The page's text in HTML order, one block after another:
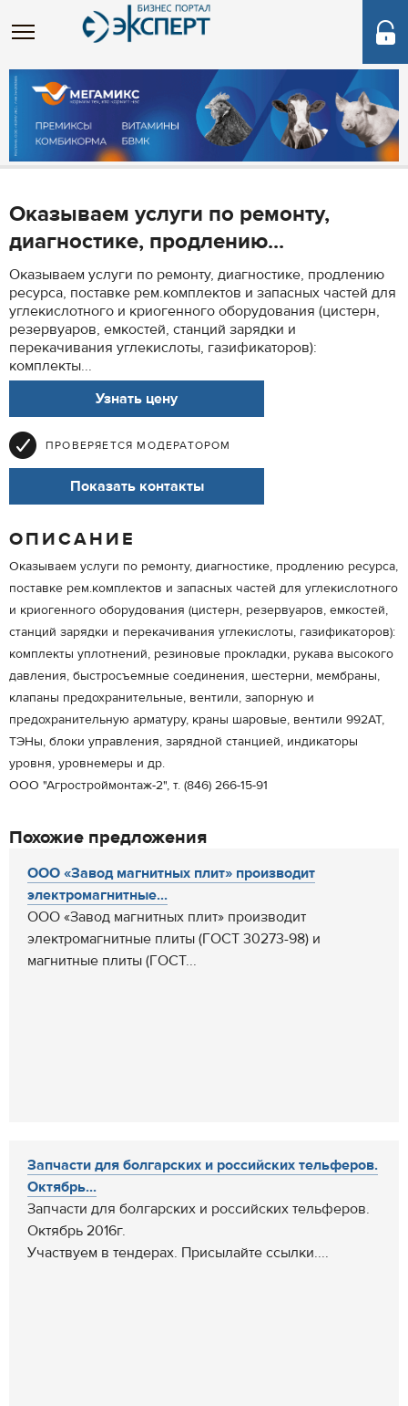
Оказываем услуги по ремонту,
диагностике, продлению...
Оказываем услуги по ремонту, диагностике, продлению
ресурса, поставке рем.комплектов и запасных частей для
углекислотного и криогенного оборудования (цистерн,
резервуаров, емкостей, станций зарядки и
перекачивания углекислоты, газификаторов):
комплекты...
Узнать цену
ПРОВЕРЯЕТСЯ МОДЕРАТОРОМ
Показать контакты
ОПИСАНИЕ
Оказываем услуги по ремонту, диагностике, продлению ресурса,
поставке рем.комплектов и запасных частей для углекислотного
и криогенного оборудования (цистерн, резервуаров, емкостей,
станций зарядки и перекачивания углекислоты, газификаторов):
комплекты уплотнений, резиновые прокладки, рукава высокого
давления, быстросъемные соединения, шестерни, мембраны,
клапаны предохранительные, вентили, запорную и
предохранительную арматуру, краны шаровые, вентили 992АТ,
ТЭНы, блоки управления, зарядной станцией, индикаторы
уровня, уровнемеры и др.
ООО "Агростроймонтаж-2", т. (846) 266-15-91
Похожие предложения
ООО «Завод магнитных плит» производит
электромагнитные...
ООО «Завод магнитных плит» производит
электромагнитные плиты (ГОСТ 30273-98) и
магнитные плиты (ГОСТ...
Запчасти для болгарских и российских тельферов.
Октябрь...
Запчасти для болгарских и российских тельферов.
Октябрь 2016г.
Участвуем в тендерах. Присылайте ссылки....